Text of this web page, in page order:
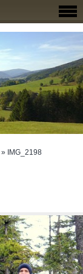
» IMG_2198